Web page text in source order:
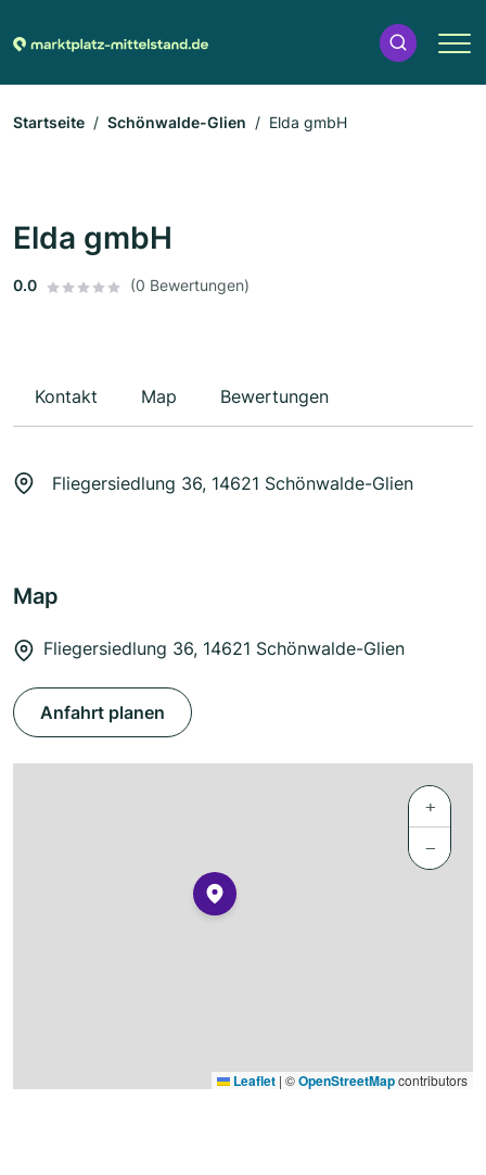
Startseite Schönwalde-Glien Elda gmbH
Elda gmbH
0.0 (0 Bewertungen)
Kontakt Map Bewertungen
Fliegersiedlung 36, 14621 Schönwalde-Glien
Map
Fliegersiedlung 36, 14621 Schönwalde-Glien
Anfahrt planen
+
−
Leaflet | ©OpenStreetMapcontributors